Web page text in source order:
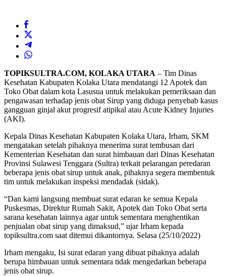
TOPIKSULTRA.COM, KOLAKA UTARA – Tim Dinas
Kesehatan Kabupaten Kolaka Utara mendatangi 12 Apotek dan
Toko Obat dalam kota Lasusua untuk melakukan pemeriksaan dan
pengawasan terhadap jenis obat Sirup yang diduga penyebab kasus
gangguan ginjal akut progresif atipikal atau Acute Kidney Injuries
(AKI).
Kepala Dinas Kesehatan Kabupaten Kolaka Utara, Irham, SKM
mengatakan setelah pihaknya menerima surat tembusan dari
Kementerian Kesehatan dan surat himbauan dari Dinas Kesehatan
Provinsi Sulawesi Tenggara (Sultra) terkait pelarangan peredaran
beberapa jenis obat sirup untuk anak, pihaknya segera membentuk
tim untuk melakukan inspeksi mendadak (sidak).
“Dan kami langsung membuat surat edaran ke semua Kepala
Puskesmas, Direktur Rumah Sakit, Apotek dan Toko Obat serta
sarana kesehatan lainnya agar untuk sementara menghentikan
penjualan obat sirup yang dimaksud,” ujar Irham kepada
topiksultra.com saat ditemui dikantornya. Selasa (25/10/2022)
Irham mengaku, Isi surat edaran yang dibuat pihaknya adalah
berupa himbauan untuk sementara tidak mengedarkan beberapa
jenis obat sirup.